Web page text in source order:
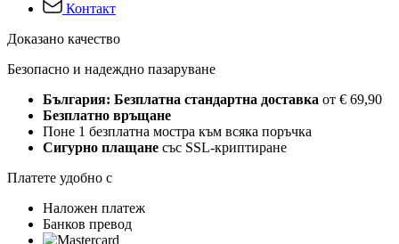
Контакт
Доказано качество
Безопасно и надеждно пазаруване
България: Безплатна стандартна доставка от € 69,90
Безплатно връщане
Поне 1 безплатна мостра към всяка поръчка
Сигурно плащане със SSL-криптиране
Платете удобно с
Наложен платеж
Банков превод